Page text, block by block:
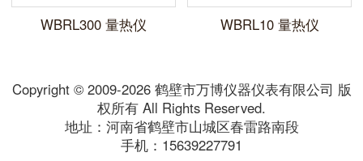
WBRL300 量热仪 WBRL10 量热仪
Copyright © 2009-2026 鹤壁市万博仪器仪表有限公司 版
权所有 All Rights Reserved.
地址：河南省鹤壁市山城区春雷路南段
手机：15639227791